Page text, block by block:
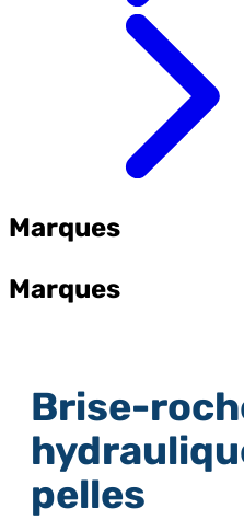
Marques
Marques
Brise-
pelles